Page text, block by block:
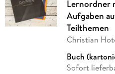
Lernordner
Aufgaben
Teilthemen
Christian
Buch
Sofort